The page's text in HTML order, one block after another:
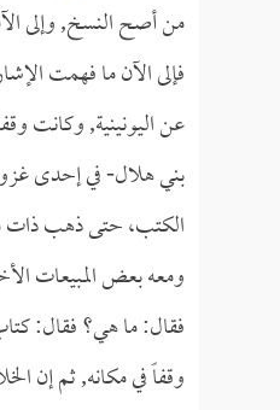
من أصح النسخ, وإلى
فإلى الآن ما فهمت
عن اليونينية, وكانت
بني هلال- في إحدى
الكتب، حتى ذهب ذات
ومعه بعض المبيعات
فقال: ما هي؟ فقال:
وقفاً في مكانه, ثم إن